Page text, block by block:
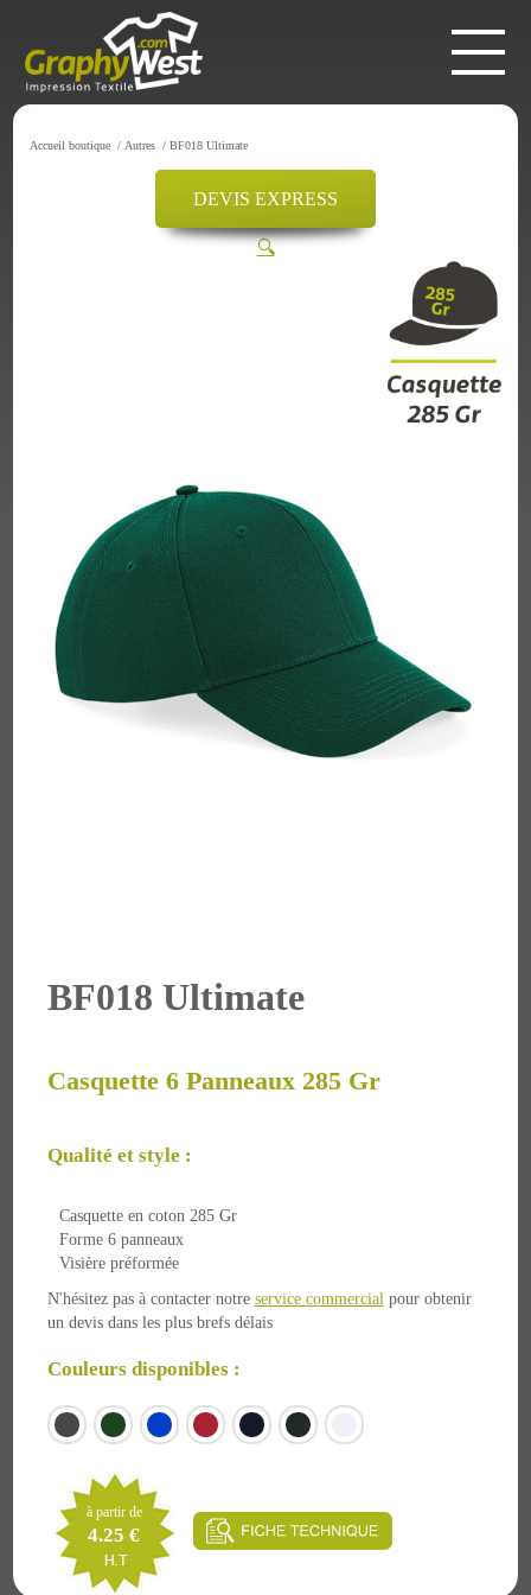
Accueil boutique / Autres / BF018 Ultimate
DEVIS EXPRESS
🔍
BF018 Ultimate
Casquette 6 Panneaux 285 Gr
Qualité et style :
Casquette en coton 285 Gr
Forme 6 panneaux
Visière préformée
N'hésitez pas à contacter notre service commercialpour obtenir
un devis dans les plus brefs délais
Couleurs disponibles :
à partir de
4.25 €